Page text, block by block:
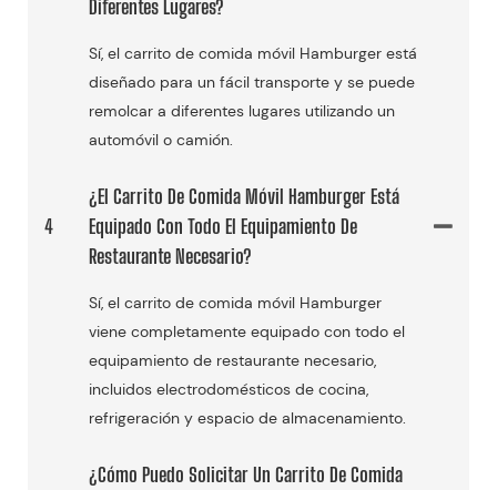
Diferentes Lugares?
Sí, el carrito de comida móvil Hamburger está
diseñado para un fácil transporte y se puede
remolcar a diferentes lugares utilizando un
automóvil o camión.
4
¿El Carrito De Comida Móvil Hamburger Está
Equipado Con Todo El Equipamiento De
Restaurante Necesario?
Sí, el carrito de comida móvil Hamburger
viene completamente equipado con todo el
equipamiento de restaurante necesario,
incluidos electrodomésticos de cocina,
refrigeración y espacio de almacenamiento.
¿Cómo Puedo Solicitar Un Carrito De Comida